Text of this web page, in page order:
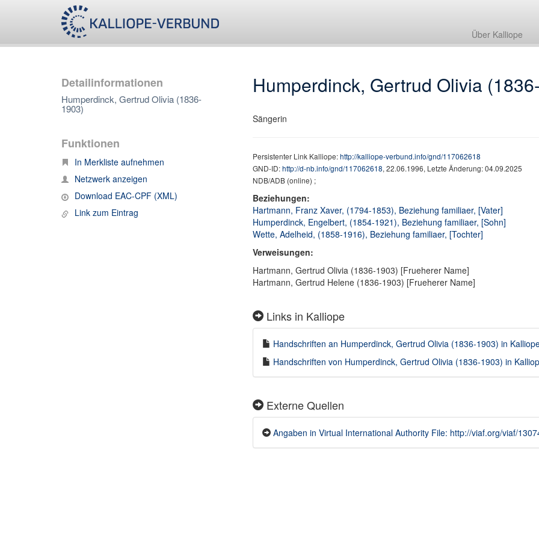
Über Kalliope
Detailinformationen
Humperdinck, Gertrud Olivia (1836-
1903)
Funktionen
In Merkliste aufnehmen
Netzwerk anzeigen
Download EAC-CPF (XML)
Link zum Eintrag
Humperdinck, Gertrud Olivia
Sängerin
Persistenter Link Kalliope:http://kalliope-verbund.info/gnd/117062618
GND-ID:http://d-nb.info/gnd/117062618, 22.06.1996, Letzte Änderung: 04.09.2025
NDB/ADB (online) ;
Beziehungen:
Hartmann, Franz Xaver, (1794-1853), Beziehung familiaer, [Vater]
Humperdinck, Engelbert, (1854-1921), Beziehung familiaer, [Sohn]
Wette, Adelheid, (1858-1916), Beziehung familiaer, [Tochter]
Verweisungen:
Hartmann, Gertrud Olivia (1836-1903) [Frueherer Name]
Hartmann, Gertrud Helene (1836-1903) [Frueherer Name]
Links in Kalliope
Handschriften an Humperdinck, Gertrud Olivia (1836-1903) in
Handschriften von Humperdinck, Gertrud Olivia (1836-1903) in
Externe Quellen
Angaben in Virtual International Authority File: http://viaf.org/viaf/